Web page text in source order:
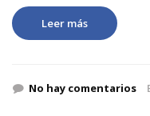
Leer más
No hay comentarios